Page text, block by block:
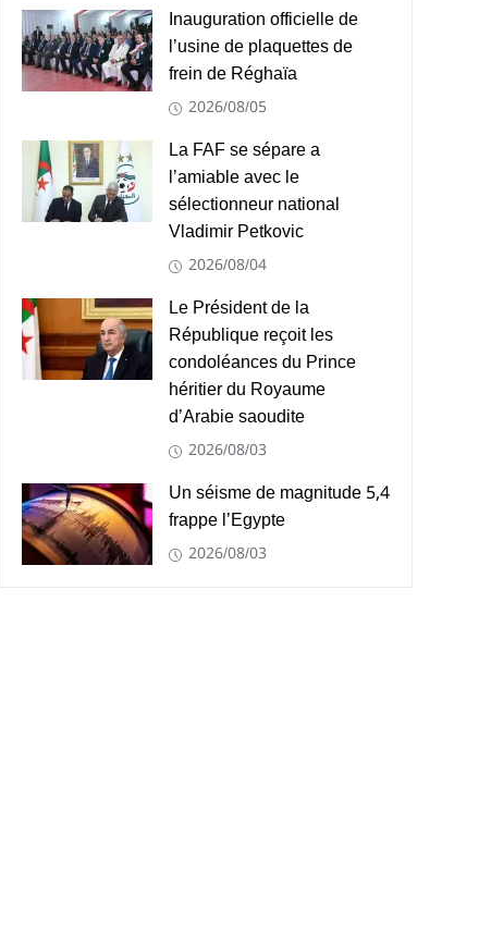
Inauguration officielle de
l’usine de plaquettes de
frein de Réghaïa
2026/08/05
La FAF se sépare a
l’amiable avec le
sélectionneur national
Vladimir Petkovic
2026/08/04
Le Président de la
République reçoit les
condoléances du Prince
héritier du Royaume
d’Arabie saoudite
2026/08/03
Un séisme de magnitude 5,4
frappe l’Egypte
2026/08/03